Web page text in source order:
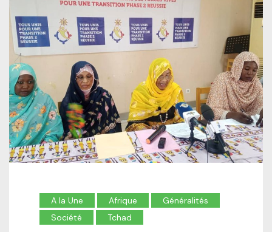
A la Une Afrique
Généralités
Société
Tchad